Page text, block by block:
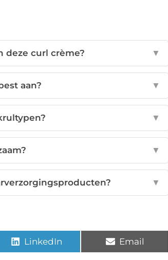
deze curl crème? ▼
aan? ▼
▼
▼
▼
LinkedIn Email